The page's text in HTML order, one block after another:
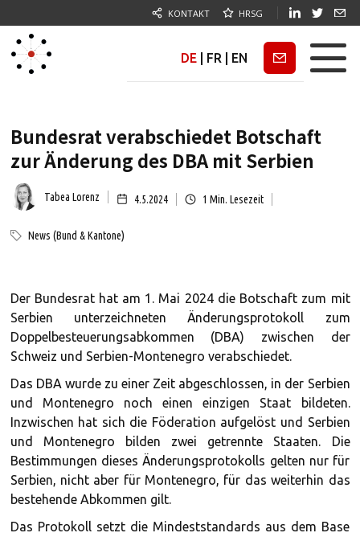
KONTAKT HRSG
DE FR EN Newsletter
Bundesrat verabschiedet Botschaft
zur Änderung des DBA mit Serbien
Tabea Lorenz 4.5.2024 1 Min. Lesezeit
News (Bund & Kantone)
Der Bundesrat hat am 1. Mai 2024 die Botschaft zum mit
Serbien unterzeichneten Änderungsprotokoll zum
Doppelbesteuerungsabkommen (DBA) zwischen der
Schweiz und Serbien-Montenegro verabschiedet.
Das DBA wurde zu einer Zeit abgeschlossen, in der Serbien
und Montenegro noch einen einzigen Staat bildeten.
Inzwischen hat sich die Föderation aufgelöst und Serbien
und Montenegro bilden zwei getrennte Staaten. Die
Bestimmungen dieses Änderungsprotokolls gelten nur für
Serbien, nicht aber für Montenegro, für das weiterhin das
bestehende Abkommen gilt.
Das Protokoll setzt die Mindeststandards aus dem Base